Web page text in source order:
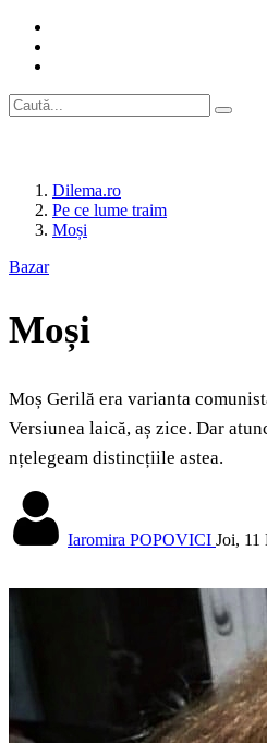
Dilema.ro
Pe ce lume traim
Moși
Bazar
Moși
Moș Gerilă era varianta
Versiunea laică, aș zice. Dar
nțelegeam distincțiile astea.
Iaromira POPOVICI Joi, 11